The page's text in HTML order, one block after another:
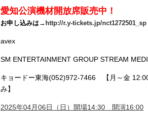
愛知公演機材開放席販売中！
お申し込みは→ http://r.y-tickets.jp/nct1272501_sp
avex
SM ENTERTAINMENT GROUP STREAM
キョードー東海(052)972-7466 【月～金
み】
2025年04月06日（日）開場14:30 開演16:00